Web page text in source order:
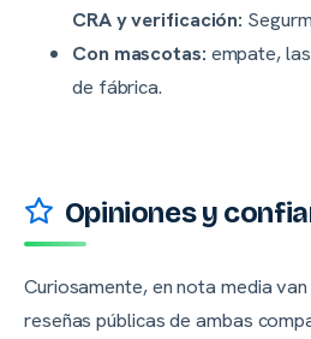
CRA y verificación:
Con mascotas: empate,
de fábrica.
Opiniones y
Curiosamente, en nota media
reseñas públicas de ambas